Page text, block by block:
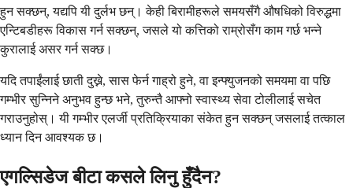
हुन सक्छन्, यद्यपि यी दुर्लभ छन्। केही बिरामीहरूले समयसँगै औषधिको विरुद्धमा
एन्टिबडीहरू विकास गर्न सक्छन्, जसले यो कत्तिको राम्रोसँग काम गर्छ भन्ने
कुरालाई असर गर्न सक्छ।
यदि तपाईंलाई छाती दुख्ने, सास फेर्न गाह्रो हुने, वा इन्फ्युजनको समयमा वा पछि
गम्भीर सुन्निने अनुभव हुन्छ भने, तुरुन्तै आफ्नो स्वास्थ्य सेवा टोलीलाई सचेत
गराउनुहोस्। यी गम्भीर एलर्जी प्रतिक्रियाका संकेत हुन सक्छन् जसलाई तत्काल
ध्यान दिन आवश्यक छ।
एगल्सिडेज बीटा कसले लिनु हुँदैन?